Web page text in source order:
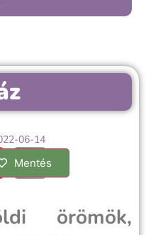
06-14
Mentés
örömök,